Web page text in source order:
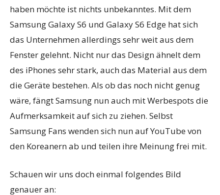
haben möchte ist nichts unbekanntes. Mit dem
Samsung Galaxy S6 und Galaxy S6 Edge hat sich
das Unternehmen allerdings sehr weit aus dem
Fenster gelehnt. Nicht nur das Design ähnelt dem
des iPhones sehr stark, auch das Material aus dem
die Geräte bestehen. Als ob das noch nicht genug
wäre, fängt Samsung nun auch mit Werbespots die
Aufmerksamkeit auf sich zu ziehen. Selbst
Samsung Fans wenden sich nun auf YouTube von
den Koreanern ab und teilen ihre Meinung frei mit.
Schauen wir uns doch einmal folgendes Bild
genauer an: